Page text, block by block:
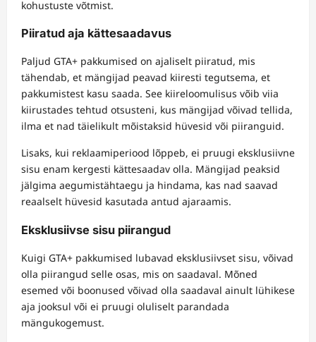
kohustuste võtmist.
Piiratud aja kättesaadavus
Paljud GTA+ pakkumised on ajaliselt piiratud, mis
tähendab, et mängijad peavad kiiresti tegutsema, et
pakkumistest kasu saada. See kiireloomulisus võib viia
kiirustades tehtud otsusteni, kus mängijad võivad tellida,
ilma et nad täielikult mõistaksid hüvesid või piiranguid.
Lisaks, kui reklaamiperiood lõppeb, ei pruugi eksklusiivne
sisu enam kergesti kättesaadav olla. Mängijad peaksid
jälgima aegumistähtaegu ja hindama, kas nad saavad
reaalselt hüvesid kasutada antud ajaraamis.
Eksklusiivse sisu piirangud
Kuigi GTA+ pakkumised lubavad eksklusiivset sisu, võivad
olla piirangud selle osas, mis on saadaval. Mõned
esemed või boonused võivad olla saadaval ainult lühikese
aja jooksul või ei pruugi oluliselt parandada
mängukogemust.